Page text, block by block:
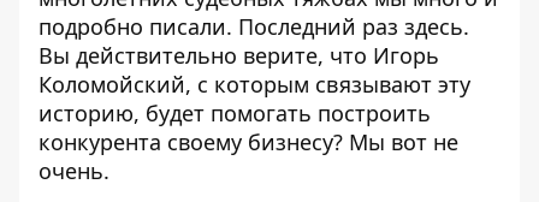
подробно писали. Последний раз здесь.
Вы действительно верите, что Игорь
Коломойский, с которым связывают эту
историю, будет помогать построить
конкурента своему бизнесу? Мы вот не
очень.